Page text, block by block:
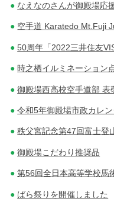
なえなのさんが御殿場応
空手道 Karatedo Mt.Fuji
50周年「2022三井住友
時之栖イルミネーション
御殿場西高校空手道部 表
令和5年御殿場市政カレ
秩父宮記念第47回富士登
御殿場こだわり推奨品
第56回全日本高等学校馬
ばら祭りを開催しました